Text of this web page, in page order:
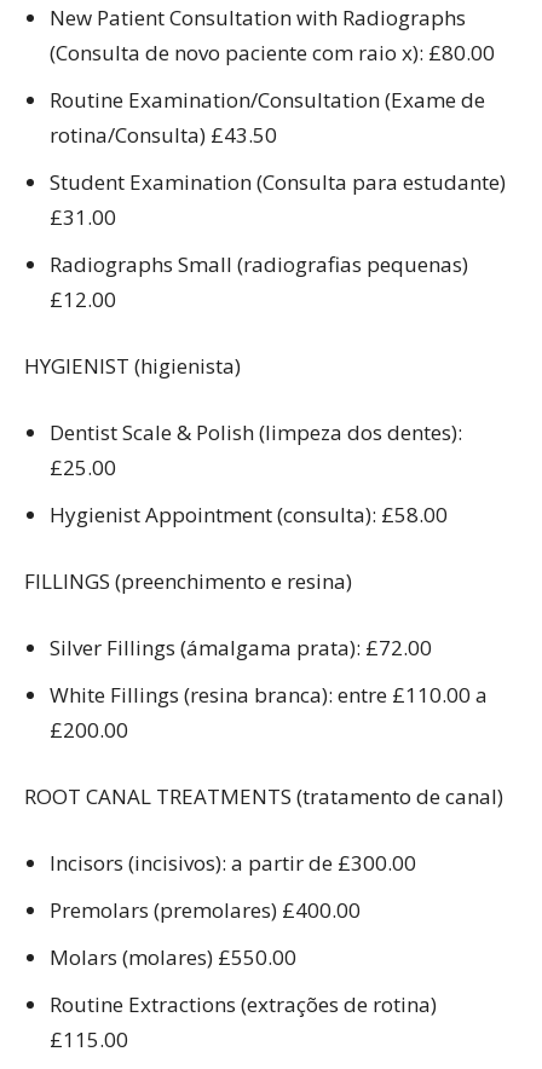
New Patient Consultation with Radiographs
(Consulta de novo paciente com raio x): £80.00
Routine Examination/Consultation (Exame de
rotina/Consulta) £43.50
Student Examination (Consulta para estudante)
£31.00
Radiographs Small (radiografias pequenas)
£12.00
HYGIENIST (higienista)
Dentist Scale & Polish (limpeza dos dentes):
£25.00
Hygienist Appointment (consulta): £58.00
FILLINGS (preenchimento e resina)
Silver Fillings (ámalgama prata): £72.00
White Fillings (resina branca): entre £110.00 a
£200.00
ROOT CANAL TREATMENTS (tratamento de canal)
Incisors (incisivos): a partir de £300.00
Premolars (premolares) £400.00
Molars (molares) £550.00
Routine Extractions (extrações de rotina)
£115.00